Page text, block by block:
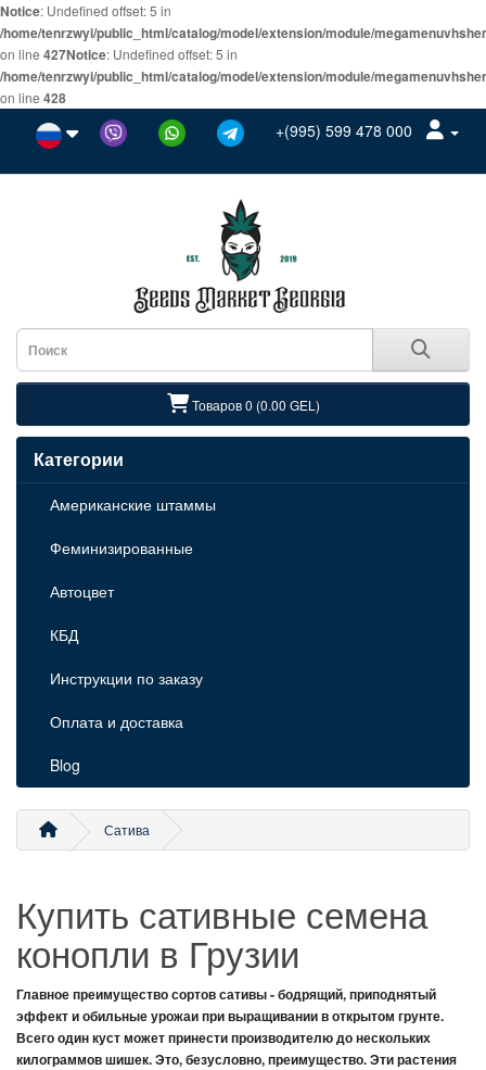
Notice: Undefined offset: 5 in
/home/tenrzwyi/public_html/catalog/model/extension/module/
on line 427Notice: Undefined offset: 5 in
/home/tenrzwyi/public_html/catalog/model/extension/module/
on line 428
+(995) 599 478 000
Товаров 0 (0.00 GEL)
Категории
Американские штаммы
Феминизированные
Автоцвет
КБД
Инструкции по заказу
Оплата и доставка
Blog
Сатива
Купить сативные семена
конопли в Грузии
Главное преимущество сортов сативы - бодрящий, приподнятый
эффект и обильные урожаи при выращивании в открытом грунте.
Всего один куст может принести производителю до нескольких
килограммов шишек. Это, безусловно, преимущество. Эти растения